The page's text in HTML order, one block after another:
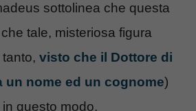
sottolinea che questa
tale, misteriosa figura
visto che il Dottore di
un nome ed un cognome)
questo modo.